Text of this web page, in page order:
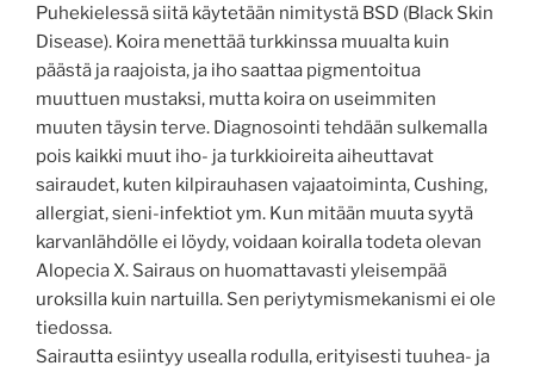
Puhekielessä siitä käytetään nimitystä BSD (Black Skin
Disease). Koira menettää turkkinssa muualta kuin
päästä ja raajoista, ja iho saattaa pigmentoitua
muuttuen mustaksi, mutta koira on useimmiten
muuten täysin terve. Diagnosointi tehdään sulkemalla
pois kaikki muut iho- ja turkkioireita aiheuttavat
sairaudet, kuten kilpirauhasen vajaatoiminta, Cushing,
allergiat, sieni-infektiot ym. Kun mitään muuta syytä
karvanlähdölle ei löydy, voidaan koiralla todeta olevan
Alopecia X. Sairaus on huomattavasti yleisempää
uroksilla kuin nartuilla. Sen periytymismekanismi ei ole
tiedossa.
Sairautta esiintyy usealla rodulla, erityisesti tuuhea- ja